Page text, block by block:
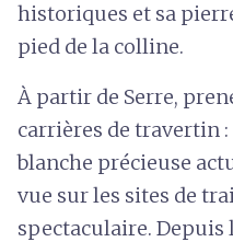
historiques et sa
pied de la colline.
À partir de Serre,
carrières de travertin
blanche précieuse
vue sur les sites de
spectaculaire.